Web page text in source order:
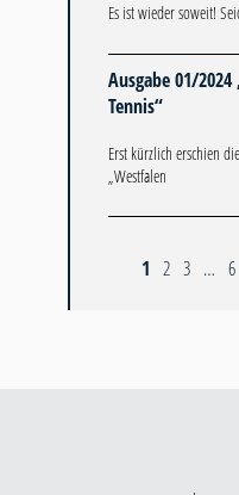
Es ist wieder soweit!
Ausgabe 01/
Tennis“
Erst kürzlich erschien
„Westfalen
1 2 3 … 6